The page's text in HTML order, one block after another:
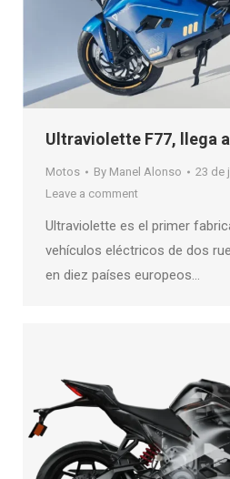
Ultraviolette F77, llega
Motos By Manel Alonso
23 de
Leave a comment
Ultraviolette es el primer
vehículos eléctricos de dos
en diez países europeos…